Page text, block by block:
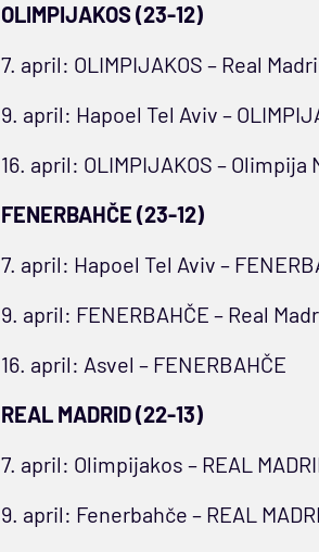
OLIMPIJAKOS (23-12)
7. april: OLIMPIJAKOS – Real
9. april: Hapoel Tel Aviv –
16. april: OLIMPIJAKOS – Olimpija
FENERBAHČE (23-12)
7. april: Hapoel Tel Aviv –
9. april: FENERBAHČE – Real
16. april: Asvel – FENERBAHČE
REAL MADRID (22-13)
7. april: Olimpijakos – REAL
9. april: Fenerbahče – REAL